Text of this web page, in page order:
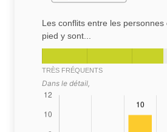
Les conflits entre les
pied y sont...
TRÈS FRÉQUENTS
Dans le détail,